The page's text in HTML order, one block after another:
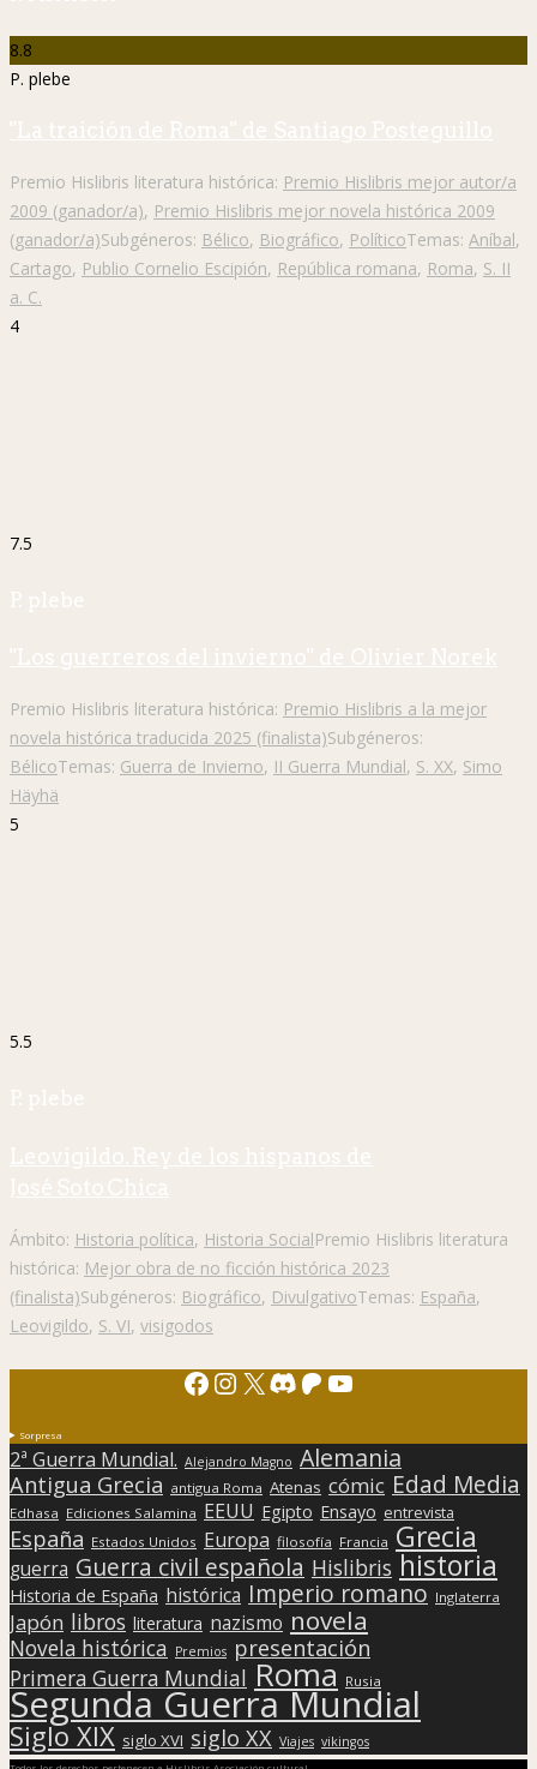
8.8
P. plebe
"La traición de Roma" de Santiago Posteguillo
Premio Hislibris literatura histórica: Premio Hislibris mejor autor/a
2009 (ganador/a), Premio Hislibris mejor novela histórica 2009
(ganador/a)Subgéneros: Bélico, Biográfico, PolíticoTemas: Aníbal,
Cartago, Publio Cornelio Escipión, República romana, Roma, S. II
a. C.
4
7.5
P. plebe
"Los guerreros del invierno" de Olivier Norek
Premio Hislibris literatura histórica: Premio Hislibris a la mejor
novela histórica traducida 2025 (finalista)Subgéneros:
BélicoTemas: Guerra de Invierno, II Guerra Mundial, S. XX, Simo
Häyhä
5
5.5
P. plebe
Leovigildo. Rey de los hispanos de
José Soto Chica
Ámbito: Historia política, Historia SocialPremio Hislibris literatura
histórica: Mejor obra de no ficción histórica 2023
(finalista)Subgéneros: Biográfico, DivulgativoTemas: España,
Leovigildo, S. VI, visigodos
Facebook
Instagram
X Discord
Patreon
YouTube
Sorpresa
2ª Guerra Mundial. Alejandro Magno Alemania
Antigua Grecia antigua Roma Atenas cómic Edad Media
Edhasa Ediciones Salamina EEUU Egipto Ensayo entrevista
España Estados Unidos Europa filosofía Francia Grecia
guerra Guerra civil española Hislibris historia
Historia de España histórica Imperio romano Inglaterra
Japón libros literatura nazismo novela
Novela histórica Premios presentación
Primera Guerra Mundial Roma Rusia
Segunda Guerra Mundial
Siglo XIX siglo XVI siglo XX Viajes vikingos